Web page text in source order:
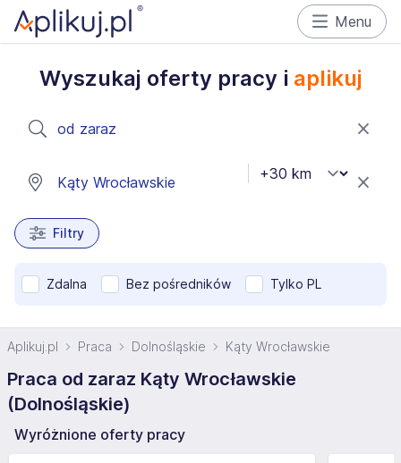
Menu
Wyszukaj oferty pracy i aplikuj
Filtry
Zdalna Bez pośredników Tylko PL
Aplikuj.pl Praca Dolnośląskie Kąty Wrocławskie
Praca od zaraz Kąty Wrocławskie
(Dolnośląskie)
Wyróżnione oferty pracy